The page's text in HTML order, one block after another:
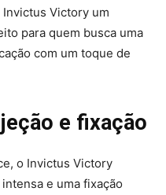
Victory um
para quem busca uma
com um toque de
e fixação
o Invictus Victory
e uma fixação